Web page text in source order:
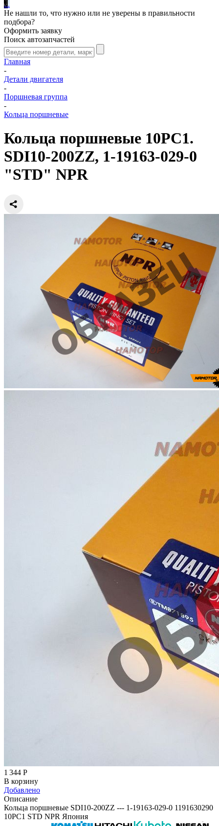
...
Не нашли то, что нужно или не уверены в правильности
подбора?
Оформить заявку
Поиск автозапчастей
Главная
-
Детали двигателя
-
Поршневая группа
-
Кольца поршневые
Кольца поршневые 10PC1.
SDI10-200ZZ, 1-19163-029-0
"STD" NPR
1 344 Р
В корзину
Добавлено
Описание
Кольца поршневые SDI10-200ZZ --- 1-19163-029-0 1191630290
10PC1 STD NPR Япония